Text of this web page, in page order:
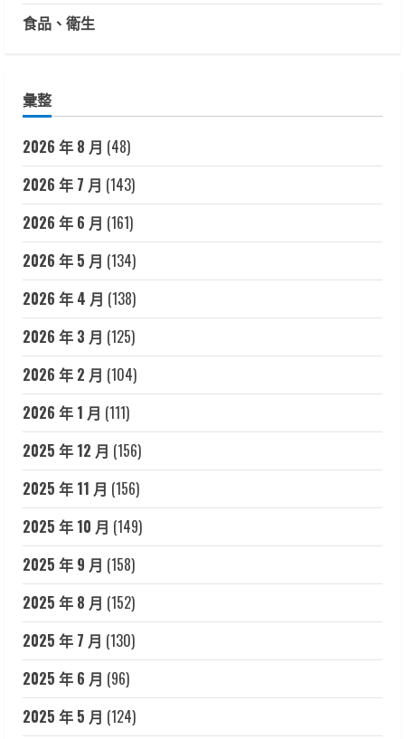
食品、衛生
彙整
2026 年 8 月 (48)
2026 年 7 月 (143)
2026 年 6 月 (161)
2026 年 5 月 (134)
2026 年 4 月 (138)
2026 年 3 月 (125)
2026 年 2 月 (104)
2026 年 1 月 (111)
2025 年 12 月 (156)
2025 年 11 月 (156)
2025 年 10 月 (149)
2025 年 9 月 (158)
2025 年 8 月 (152)
2025 年 7 月 (130)
2025 年 6 月 (96)
2025 年 5 月 (124)